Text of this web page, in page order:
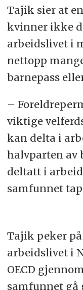
Tajik sier at
kvinner ikke
arbeidslivet i
nettopp
barnepass
–
viktige
kan delta i
halvparten
deltatt i
samfunnet
Tajik peker
arbeidslivet i
OECD
samfunnet gå